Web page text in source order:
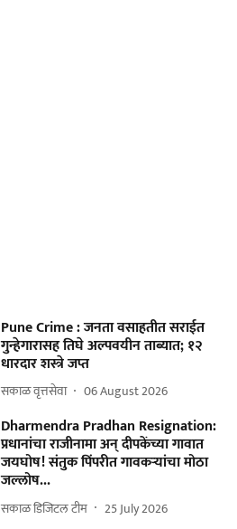
Pune Crime : जनता वसाहतीत सराईत
गुन्हेगारासह तिघे अल्पवयीन ताब्यात; १२
धारदार शस्त्रे जप्त
सकाळ वृत्तसेवा 06 August 2026
Dharmendra Pradhan Resignation:
प्रधानांचा राजीनामा अन् दीपकेंच्या गावात
जयघोष! संतुक पिंपरीत गावकऱ्यांचा मोठा
जल्लोष...
सकाळ डिजिटल टीम 25 July 2026